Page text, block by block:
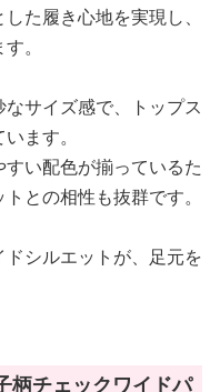
た履き心地を実現し、
。
サイズ感で、トップス
ます。
い配色が揃っているた
との相性も抜群です。
シルエットが、足元を
柄チェックワイドパ